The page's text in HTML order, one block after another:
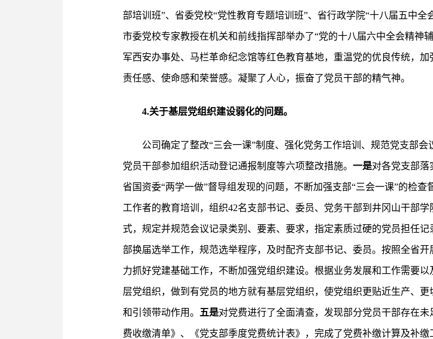
部培训班”、省委党校“党性教育专题培训班”、省行政学院“十八届五中
市委党校专家教授在机关和前线指挥部举办了“党的十八届六中全会精神
军西安办事处、马栏革命纪念馆等红色教育基地，重温党的优良传统，
责任感、使命感和荣誉感。凝聚了人心，振奋了党员干部的精气神。
4.关于基层党组织建设弱化的问题。
公司确定了整改“三会一课”制度、强化党务工作培训、规范党支部
党员干部参加组织活动登记通报制度等六项整改措施。 一是对各党支部落
省国资委“两学一做”督导组发现的问题，不断加强支部“三会一课”的检查
工作者的教育培训，组织42名支部书记、委员、党务干部到井冈山干部学
式，规定并规范会议记录类别、要素、要求，指定素质过硬的党员担任记
部换届选举工作，规范选举程序，及时配齐支部书记、委员。按照全省
力抓好党建基础工作，不断加强党组织建设。根据业务发展和工作需要
层党组织，做到有党员的地方就有基层党组织，使党组织更贴近生产、
和引领带动作用。 五是对党费进行了全面清查，发现部分党员干部存在
费收缴清单》、《党支部季度党费统计表》，完成了党费补缴计算及补缴